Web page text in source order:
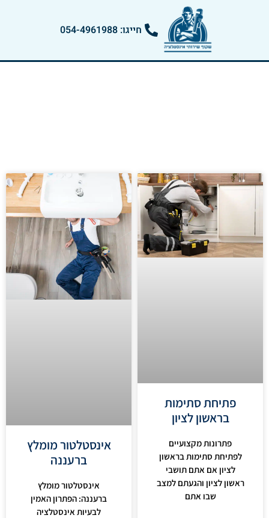
חייגו: 054-4961988
פתיחת סתימות
בראשון לציון
פתרונות מקצועיים
לפתיחת סתימות בראשון
לציון אם אתם תושבי
ראשון לציון והגעתם למצב
שבו אתם
אינסטלטור מומלץ
ברעננה
אינסטלטור מומלץ
ברעננה: הפתרון האמין
לבעיות אינסטלציה